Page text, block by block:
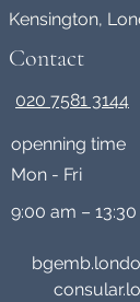
Kensington,
Contact
020 7581 3144
openning time
Mon - Fri
9:00 am –